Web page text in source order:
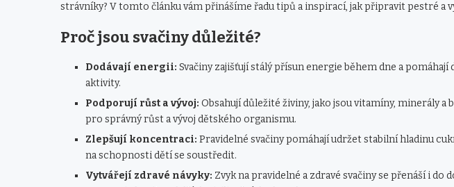
strávníky? V tomto článku vám přinášíme řadu tipů a inspirací, jak připravit pestré a
Proč jsou svačiny důležité?
Dodávají energii: Svačiny zajišťují stálý přísun energie během dne a
aktivity.
Podporují růst a vývoj: Obsahují důležité živiny, jako jsou vitamíny, minerály a
pro správný růst a vývoj dětského organismu.
Zlepšují koncentraci: Pravidelné svačiny pomáhají udržet stabilní hladinu
na schopnosti dětí se soustředit.
Vytvářejí zdravé návyky: Zvyk na pravidelné a zdravé svačiny se přenáší i do